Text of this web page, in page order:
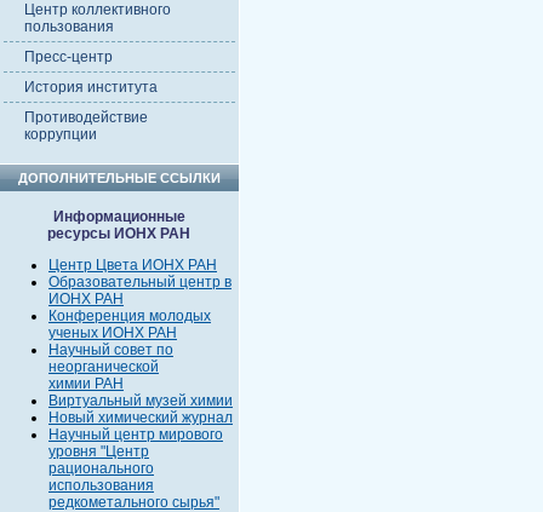
Центр коллективного
пользования
Пресс-центр
История института
Противодействие
коррупции
ДОПОЛНИТЕЛЬНЫЕ ССЫЛКИ
Информационные
ресурсы ИОНХ РАН
Центр Цвета ИОНХ РАН
Образовательный центр в
ИОНХ РАН
Конференция молодых
ученых ИОНХ РАН
Научный совет по
неорганической
химии РАН
Виртуальный музей химии
Новый химический журнал
Научный центр мирового
уровня "Центр
рационального
использования
редкометального сырья"